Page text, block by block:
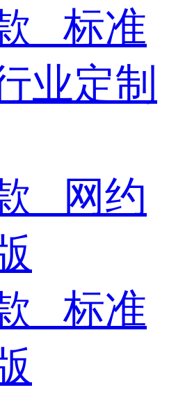
标准
业定制
网约
标准